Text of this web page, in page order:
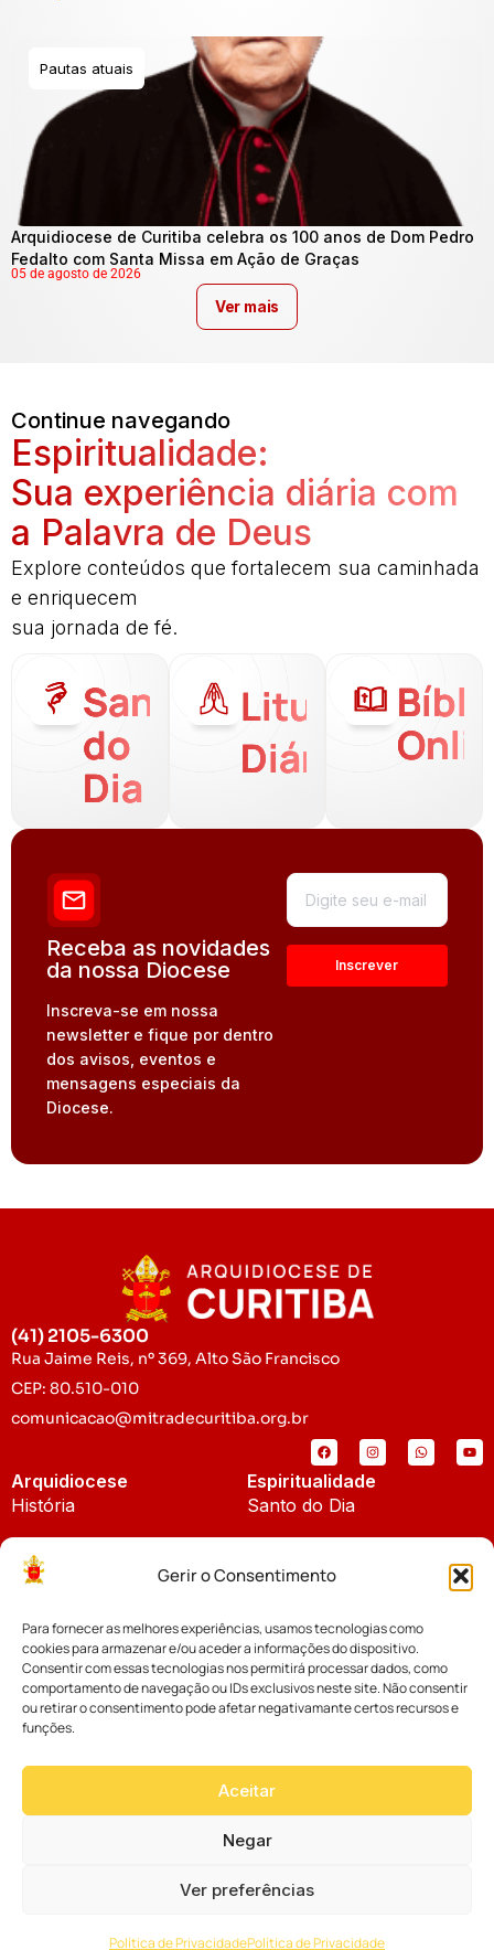
Gerir o Consentimento
Para fornecer as melhores experiências, usamos tecnologias como
cookies para armazenar e/ou aceder a informações do dispositivo.
Consentir com essas tecnologias nos permitirá processar dados, como
comportamento de navegação ou IDs exclusivos neste site. Não consentir
ou retirar o consentimento pode afetar negativamante certos recursos e
funções.
Aceitar
Negar
Ver preferências
Política de PrivacidadePolítica de Privacidade
Pautas atuais
Arquidiocese de Curitiba celebra os 100 anos de Dom Pedro
Fedalto com Santa Missa em Ação de Graças
05 de agosto de 2026
Ver mais
Continue navegando
Espiritualidade:
Sua experiência diária com
a Palavra de Deus
Explore conteúdos que fortalecem sua caminhada
e enriquecem
sua jornada de fé.
Santo
do
Dia
Liturgia
Diária
Receba as novidades
da nossa Diocese
Inscreva-se em nossa
newsletter e fique por dentro
dos avisos, eventos e
mensagens especiais da
Diocese.
(41) 2105-6300
Rua Jaime Reis, nº 369, Alto São Francisco
CEP: 80.510-010
comunicacao@mitradecuritiba.org.br
Arquidiocese
História
Padroeira
Espiritualidade
Santo do Dia
Notícias
Notícias da Arquidiocese
Notícias Cáritas
Palavra dos Bispos
Cúria Diocesana
Fundo Diocesano
Vicariatos da Educação
Eventos
por